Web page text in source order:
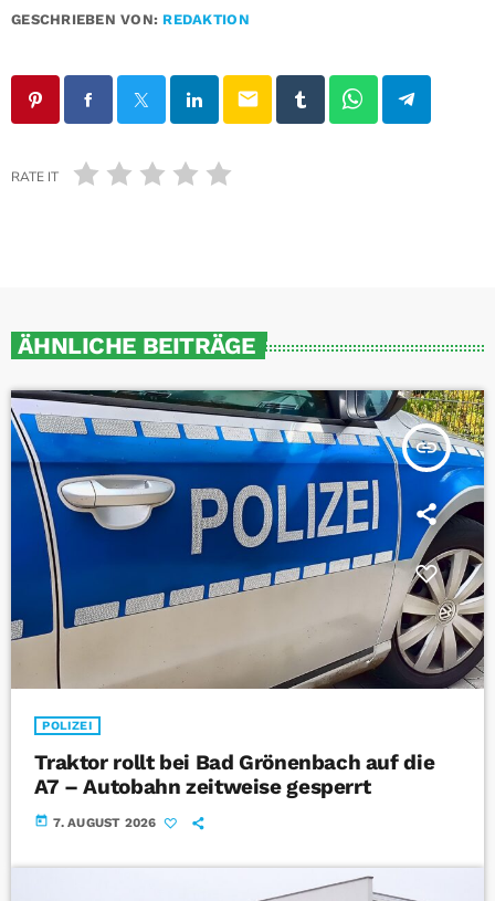
GESCHRIEBEN VON: REDAKTION
email
RATE IT
ÄHNLICHE BEITRÄGE
insert_link
POLIZEI
Traktor rollt bei Bad Grönenbach auf die
A7 – Autobahn zeitweise gesperrt
today 7. AUGUST 2026